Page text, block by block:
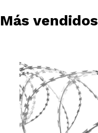
Más vendidos